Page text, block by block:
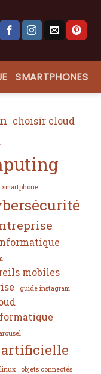
SMARTPHONES
choisir cloud
smartphone
mobiles
guide instagram
linux
objets connectés